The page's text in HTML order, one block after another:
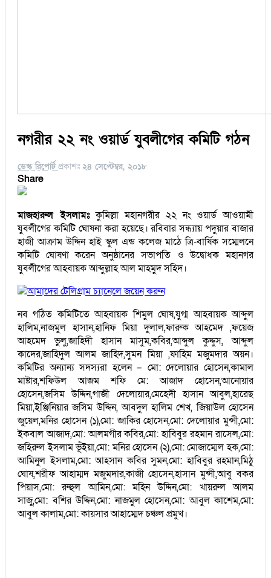
নগরীর ২২ নং ওয়ার্ড যুবলীগের কমিটি গঠন
ডেস্ক রিপোর্ট প্রকাশঃ ২৪ সেপ্টেম্বর, ২০১৮
Share
মাজহারুল ইসলামঃকুমিল্লা মহানগরীর ২২ নং ওয়ার্ড আওয়ামী
যুবলীগের কমিটি ঘোষনা করা হয়েছে। রবিবার সন্ধ্যায় পদুয়ার বাজার
হাজী আক্রাম উদ্দিন হাই স্কুল এন্ড কলেজ মাঠে ত্রি-বার্ষিক সম্মেলনে
কমিটি ঘোষণা করেন অনুষ্ঠানের সভাপতি ও উদ্বোধক মহানগর
যুবলীগের আহবায়ক আব্দুল্লাহ আল মাহমুদ সহিদ।
আমাদের টেলিগ্রাম চ্যানেলে জয়েন করুন
নব গঠিত কমিটিতে আহবায়ক শিমুল ঘোষ,যুগ্ম আহবায়ক আব্দুল
হালিম,নাজমুল হাসান,হানিফ মিয়া দুলাল,ফারুক আহমেদ ,ফয়েজ
আহমেদ ভুলু,জাহিদী হাসান মাসুম,কবির,আব্দুল কুদ্দুস, আব্দুল
কাদের,জাহিদুল আলম জাহিদ,সুমন মিয়া ,ফাহিম মজুমদার অয়ন।
কমিটির অন্যান্য সদস্যরা হলেন – মো: দেলোয়ার হোসেন,কামাল
মাষ্টার,শফিউল আজম শফি মে: আজাদ হোসেন,আনোয়ার
হোসেন,জসিম উদ্দিন,গাজী দেলোয়ার,মেহেদী হাসান আবুল,হারেছ
মিয়া,ইঞ্জিনিয়ার জসিম উদ্দিন, আবদুল হালিম শেখ, জিয়াউল হোসেন
জুয়েল,মনির হোসেন (১),মো: জাকির হোসেন,মো: দেলোয়ার মুন্সী,মো:
ইকবাল আজাদ,মো: আলমগীর কবির,মো: হাবিবুর রহমান রাসেল,মো:
জহিরুল ইসলাম ভূঁইয়া,মো: মনির হোসেন (২),মো: মোজাম্মেল হক,মো:
আমিনুল ইসলাম,মো: আহসান কবির সুমন,মো: হাবিবুর রহমান,মিঠু
ঘোষ,শরীফ আহাম্মদ মজুমদার,কাজী হোসেন,হাসান মুন্সী,আবু বকর
পিয়াস,মো: রুহুল আমিন,মো: মহিন উদ্দিন,মো: খায়রুল আলম
সাজু,মো: বশির উদ্দিন,মো: নাজমুল হোসেন,মো: আবুল কাশেম,মো:
আবুল কালাম,মো: কায়সার আহাম্মেদ চঞ্চল প্রমুখ।